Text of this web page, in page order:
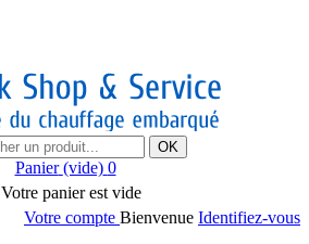
OK
Panier (vide) 0
Votre panier est vide
Votre compte Bienvenue Identifiez-vous